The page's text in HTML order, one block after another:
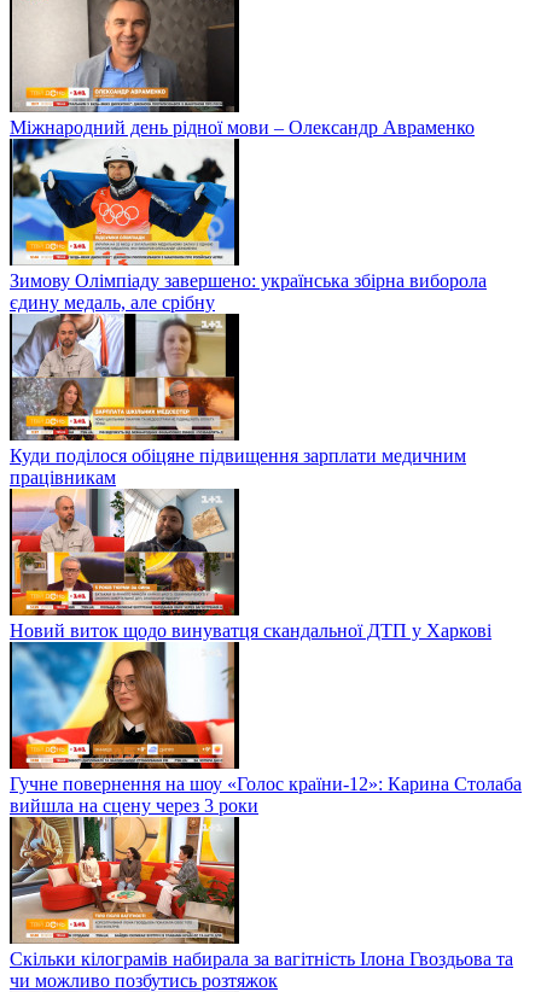
Міжнародний день рідної мови – Олександр Авраменко
Зимову Олімпіаду завершено: українська збірна виборола
єдину медаль, але срібну
Куди поділося обіцяне підвищення зарплати медичним
працівникам
Новий виток щодо винуватця скандальної ДТП у Харкові
Гучне повернення на шоу «Голос країни-12»: Карина Столаба
вийшла на сцену через 3 роки
Скільки кілограмів набирала за вагітність Ілона Гвоздьова та
чи можливо позбутись розтяжок